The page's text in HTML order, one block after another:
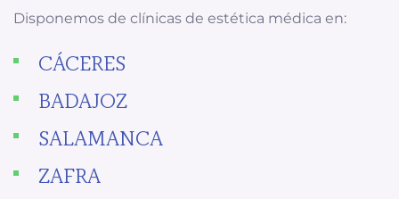
Disponemos de clínicas de estética médica en:
CÁCERES
BADAJOZ
SALAMANCA
ZAFRA